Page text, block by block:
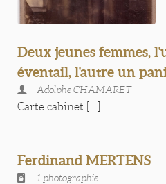
Deux jeunes femmes,
éventail, l'autre un
Adolphe CHAMARET
Carte cabinet [...]
Ferdinand MERTENS
1 photographie